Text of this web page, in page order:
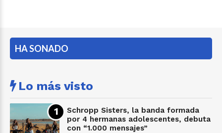
HA SONADO
Lo más visto
Schropp Sisters, la banda formada
por 4 hermanas adolescentes, debuta
con “1.000 mensajes”